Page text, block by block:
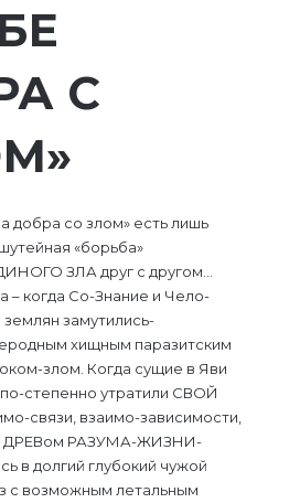
С
добра со злом» есть лишь
«борьба»
ЗЛА друг с другом…
– когда Со-Знание и Чело-
замутились-
хищным паразитским
злом. Когда сущие в Яви
степенно утратили СВОЙ
связи, взаимо-зависимости,
ДРЕВом РАЗУМА-ЖИЗНИ-
в долгий глубокий чужой
с возможным летальным